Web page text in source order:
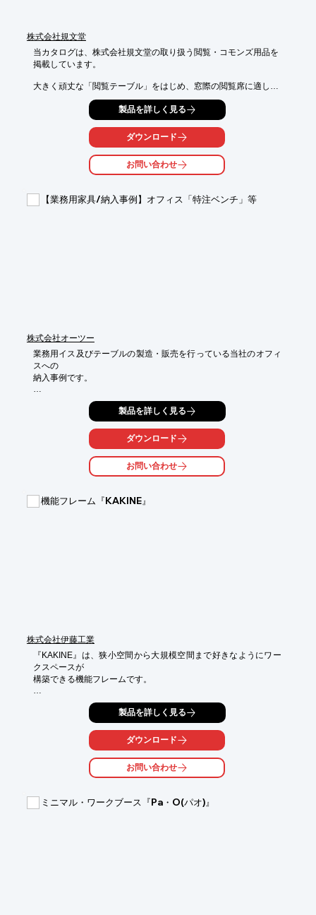
株式会社規文堂
当カタログは、株式会社規文堂の取り扱う閲覧・コモンズ用品を
掲載しています。
大きく頑丈な「閲覧テーブル」をはじめ、窓際の閲覧席に適した
「カウンターテーブル」、ちょっと腰掛ける場所づくりに適した
「角型・丸型スツール」などをラインアップ。
当社では、閲覧する人も移動する人も使いやすい閲覧コーナーを
■カウンターテーブル
製品を詳しく見る
ダウンロード
お問い合わせ
【業務用家具/納入事例】オフィス「特注ベンチ」等
株式会社オーツー
業務用イス及びテーブルの製造・販売を行っている当社のオフィ
スへの
納入事例です。
ベンチ101台輪別注とテーブル天板特注をご依頼された例をはじ
ベンチ101台輪別注と奥天板特注をご依頼された例や、特注ベン
ご依頼された例の3つをご紹介しております。
■ベンチ101台輪別注と奥天板特注を納入した某オフィス様
■特注ベンチを納入した某オフィス様
製品を詳しく見る
ダウンロード
お問い合わせ
機能フレーム『KAKINE』
株式会社伊藤工業
『KAKINE』は、狭小空間から大規模空間まで好きなようにワー
クスペースが
構築できる機能フレームです。
フレームにUSBを設置することで、必要なときにすぐに充電やデ
転送が可能。飛散防止、プライベート空間確保のためのアクリル
ホワイトボードを選択できます。
また、キャスターを付けることで移動もラクにでき、オフィスの
簡単に実現します。
製品を詳しく見る
ダウンロード
お問い合わせ
ミニマル・ワークブース『Pa・O(パオ)』